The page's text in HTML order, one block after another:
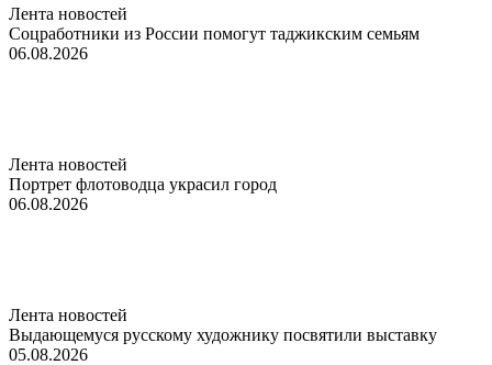
Лента новостей
Соцработники из России помогут таджикским семьям
06.08.2026
Лента новостей
Портрет флотоводца украсил город
06.08.2026
Лента новостей
Выдающемуся русскому художнику посвятили выставку
05.08.2026